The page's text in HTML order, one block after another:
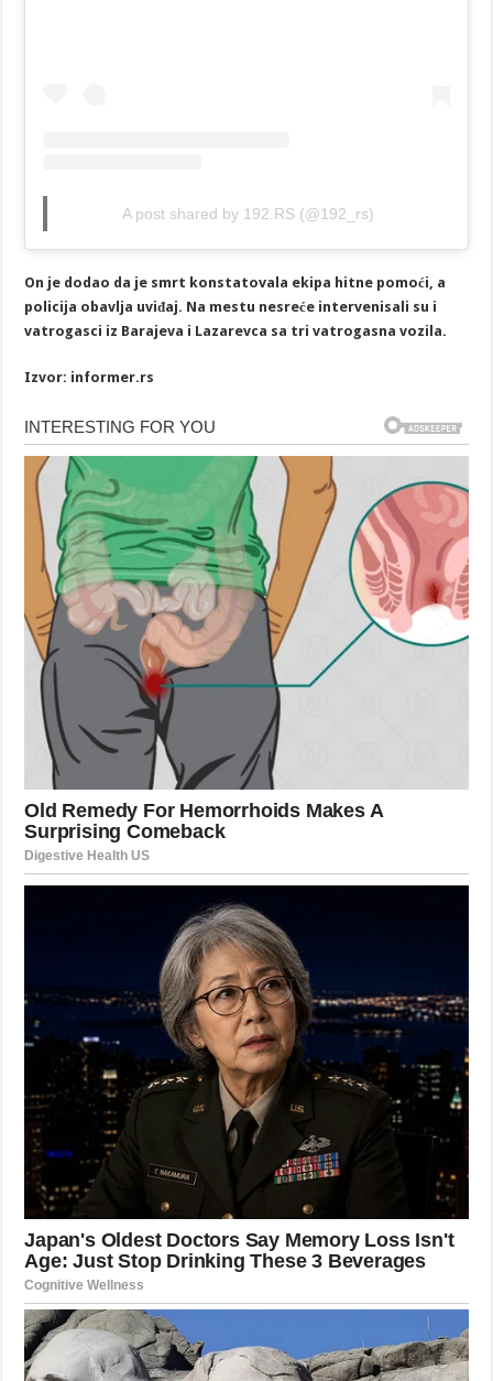
A post shared by 192.RS (@192_rs)
On je dodao da je smrt konstatovala ekipa hitne pomoći, a
policija obavlja uviđaj. Na mestu nesreće intervenisali su i
vatrogasci iz Barajeva i Lazarevca sa tri vatrogasna vozila.
Izvor: informer.rs